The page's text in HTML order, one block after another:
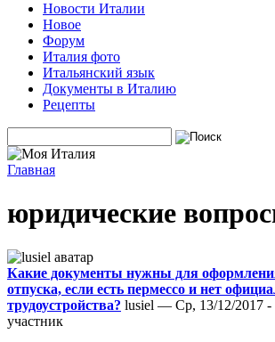
Новости Италии
Новое
Форум
Италия фото
Итальянский язык
Документы в Италию
Рецепты
Главная
юридические
Какие документы нужны для
отпуска, если есть пермессо и нет
трудоустройства? lusiel — Ср, 13/12/2017 -
участник